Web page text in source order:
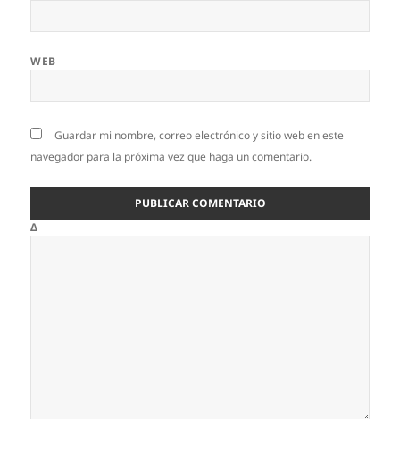
WEB
Guardar mi nombre, correo electrónico y sitio web en este
navegador para la próxima vez que haga un comentario.
Δ